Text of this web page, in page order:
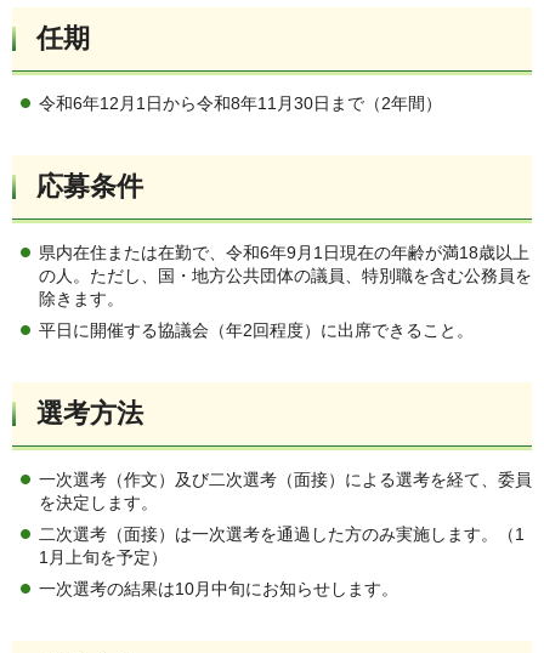
任期
令和6年12月1日から令和8年11月30日まで（2年間）
応募条件
県内在住または在勤で、令和6年9月1日現在の年齢が満18歳以上
の人。ただし、国・地方公共団体の議員、特別職を含む公務員を
除きます。
平日に開催する協議会（年2回程度）に出席できること。
選考方法
一次選考（作文）及び二次選考（面接）による選考を経て、委員
を決定します。
二次選考（面接）は一次選考を通過した方のみ実施します。（1
1月上旬を予定）
一次選考の結果は10月中旬にお知らせします。